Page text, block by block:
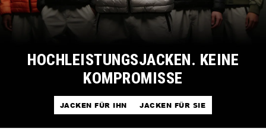
HOCHLEISTUNGSJACKEN. KEINE
KOMPROMISSE
JACKEN FÜR IHN JACKEN FÜR SIE